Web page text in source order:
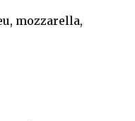
mozzarella,